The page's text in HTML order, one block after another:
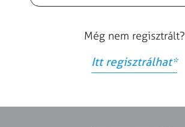
Még nem regisztrált?
Itt regisztrálhat*